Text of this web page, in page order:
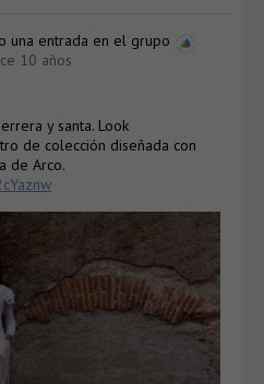
una entrada en el grupo
10 años
y santa. Look
de colección diseñada con
de Arco.